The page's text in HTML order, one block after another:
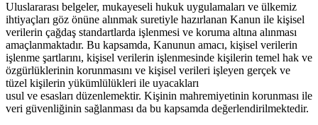
Uluslararası belgeler, mukayeseli hukuk uygulamaları ve ülkemiz
ihtiyaçları göz önüne alınmak suretiyle hazırlanan Kanun ile kişisel
verilerin çağdaş standartlarda işlenmesi ve koruma altına alınması
amaçlanmaktadır. Bu kapsamda, Kanunun amacı, kişisel verilerin
işlenme şartlarını, kişisel verilerin işlenmesinde kişilerin temel hak ve
özgürlüklerinin korunmasını ve kişisel verileri işleyen gerçek ve
tüzel kişilerin yükümlülükleri ile uyacakları
usul ve esasları düzenlemektir. Kişinin mahremiyetinin korunması ile
veri güvenliğinin sağlanması da bu kapsamda değerlendirilmektedir.